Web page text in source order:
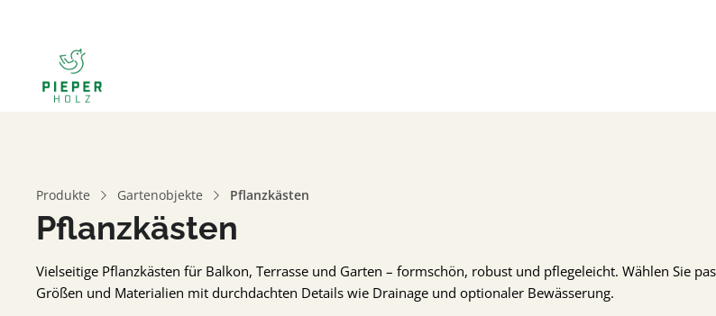
Produkte Gartenobjekte Pflanzkästen
Pflanzkästen
Vielseitige Pflanzkästen für Balkon, Terrasse und Garten – formschön, robust und pflegeleicht. Wählen Sie
Größen und Materialien mit durchdachten Details wie Drainage und optionaler Bewässerung.